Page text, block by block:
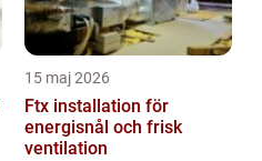
15 maj 2026
Ftx installation för
energisnål och frisk
ventilation